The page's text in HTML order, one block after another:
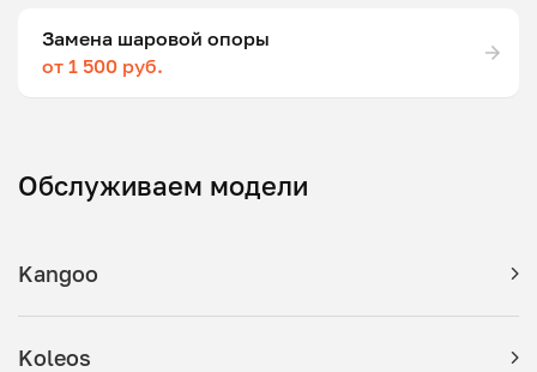
Замена шаровой опоры
от 1 500 руб.
Обслуживаем модели
Kangoo
Koleos